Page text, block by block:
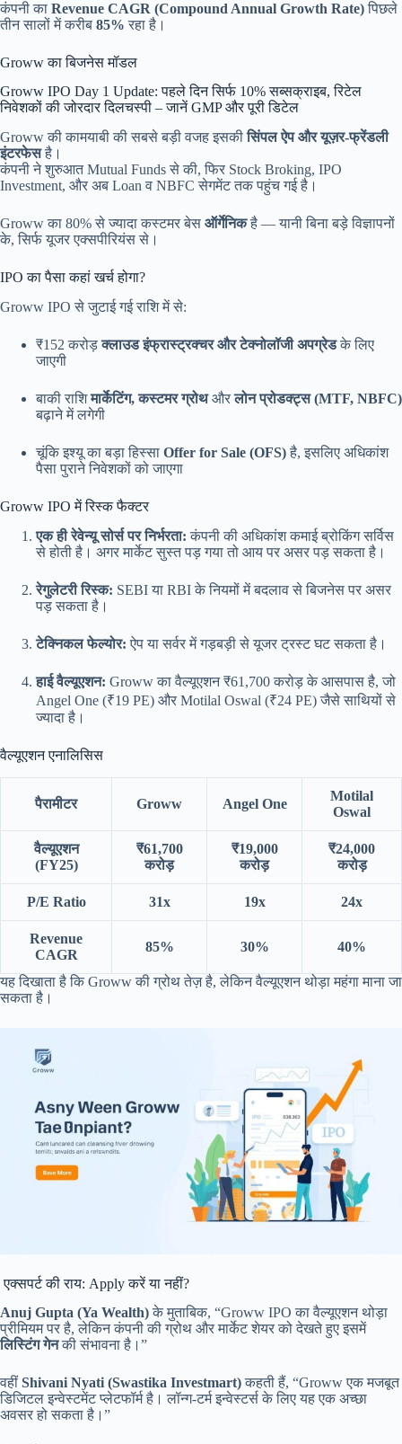
कंपनी का Revenue CAGR (Compound Annual Growth Rate)पिछले
तीन सालों में करीब 85% रहा है।
Groww का बिजनेस मॉडल
Groww IPO Day 1 Update: पहले दिन सिर्फ 10% सब्सक्राइब, रिटेल
निवेशकों की जोरदार दिलचस्पी – जानें GMP और पूरी डिटेल
Groww की कामयाबी की सबसे बड़ी वजह इसकीसिंपल ऐप और यूज़र-फ्रेंडली
इंटरफेसहै।
कंपनी ने शुरुआत Mutual Funds से की, फिर Stock Broking, IPO
Investment, और अब Loan व NBFC सेगमेंट तक पहुंच गई है।
Groww का 80% से ज्यादा कस्टमर बेस ऑर्गेनिकहै — यानी बिना बड़े विज्ञापनों
के, सिर्फ यूजर एक्सपीरियंस से।
IPO का पैसा कहां खर्च होगा?
Groww IPO से जुटाई गई राशि में से:
₹152 करोड़क्लाउड इंफ्रास्ट्रक्चर और टेक्नोलॉजी अपग्रेडके लिए
जाएगी
बाकी राशिमार्केटिंग, कस्टमर ग्रोथऔरलोन प्रोडक्ट्स (MTF, NBFC)
बढ़ाने में लगेगी
चूंकि इश्यू का बड़ा हिस्सा Offer for Sale (OFS)है, इसलिए अधिकांश
पैसा पुराने निवेशकों को जाएगा
Groww IPO में रिस्क फैक्टर
एक ही रेवेन्यू सोर्स पर निर्भरता: कंपनी की अधिकांश कमाई ब्रोकिंग सर्विस
से होती है। अगर मार्केट सुस्त पड़ गया तो आय पर असर पड़ सकता है।
रेगुलेटरी रिस्क: SEBI या RBI के नियमों में बदलाव से बिजनेस पर असर
पड़ सकता है।
टेक्निकल फेल्योर: ऐप या सर्वर में गड़बड़ी से यूजर ट्रस्ट घट सकता है।
हाई वैल्यूएशन: Groww का वैल्यूएशन ₹61,700 करोड़ के आसपास है, जो
Angel One (₹19 PE) और Motilal Oswal (₹24 PE) जैसे साथियों से
ज्यादा है।
वैल्यूएशन एनालिसिस
पैरामीटर Groww Angel One
Motilal
Oswal
वैल्यूएशन
(FY25)
₹61,700
करोड़
₹19,000
करोड़
₹24,000
करोड़
P/E Ratio 31x 19x 24x
Revenue
CAGR
85% 30% 40%
यह दिखाता है कि Groww की ग्रोथ तेज़ है, लेकिन वैल्यूएशन थोड़ा महंगा माना जा
सकता है।
एक्सपर्ट की राय: Apply करें या नहीं?
Anuj Gupta (Ya Wealth)के मुताबिक, “Groww IPO का वैल्यूएशन थोड़ा
प्रीमियम पर है, लेकिन कंपनी की ग्रोथ और मार्केट शेयर को देखते हुए इसमें
लिस्टिंग गेनकी संभावना है।”
वहीं Shivani Nyati (Swastika Investmart)कहती हैं, “Groww एक मजबूत
डिजिटल इन्वेस्टमेंट प्लेटफॉर्म है। लॉन्ग-टर्म इन्वेस्टर्स के लिए यह एक अच्छा
अवसर हो सकता है।”